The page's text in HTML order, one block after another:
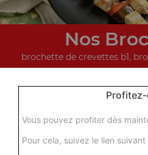
Nos
brochette de crevettes b1,
jacques b2,
+
Vous pouvez profiter dès
Pour cela, suivez le lien suivant